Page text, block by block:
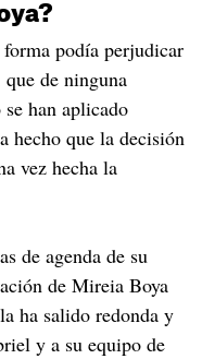
podía perjudicar
de ninguna
han aplicado
hecho que la decisión
vez hecha la
de agenda de su
de Mireia Boya
ha salido redonda y
y a su equipo de